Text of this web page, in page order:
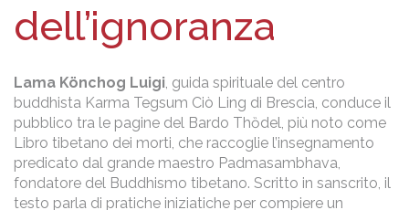
dell’ignoranza
Lama Könchog Luigi , guida spirituale del centro
buddhista Karma Tegsum Ciò Ling di Brescia, conduce il
pubblico tra le pagine del Bardo Thȍdel, più noto come
Libro tibetano dei morti, che raccoglie l’insegnamento
predicato dal grande maestro Padmasambhava,
fondatore del Buddhismo tibetano. Scritto in sanscrito, il
testo parla di pratiche iniziatiche per compiere un